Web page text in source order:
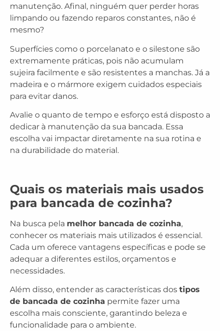
manutenção. Afinal, ninguém quer perder horas
limpando ou fazendo reparos constantes, não é
mesmo?
Superfícies como o porcelanato e o silestone são
extremamente práticas, pois não acumulam
sujeira facilmente e são resistentes a manchas. Já a
madeira e o mármore exigem cuidados especiais
para evitar danos.
Avalie o quanto de tempo e esforço está disposto a
dedicar à manutenção da sua bancada. Essa
escolha vai impactar diretamente na sua rotina e
na durabilidade do material.
Quais os materiais mais usados
para bancada de cozinha?
Na busca pela melhor bancada de cozinha,
conhecer os materiais mais utilizados é essencial.
Cada um oferece vantagens específicas e pode se
adequar a diferentes estilos, orçamentos e
necessidades.
Além disso, entender as características dos tipos
de bancada de cozinha permite fazer uma
escolha mais consciente, garantindo beleza e
funcionalidade para o ambiente.